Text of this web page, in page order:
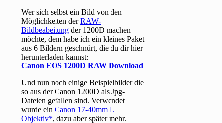
Wer sich selbst ein Bild von den
Möglichkeiten derRAW-
Bildbeabeitung der 1200D machen
möchte, dem habe ich ein kleines Paket
aus 6 Bildern geschnürt, die du dir hier
herunterladen kannst:
Canon EOS 1200D RAW Download
Und nun noch einige Beispielbilder die
so aus der Canon 1200D als Jpg-
Dateien gefallen sind. Verwendet
wurde einCanon 17-40mm L
Objektiv , dazu aber später mehr.